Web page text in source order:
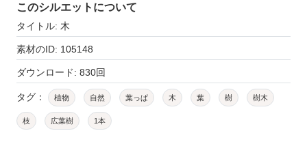
このシルエットについて
タイトル: 木
素材のID: 105148
ダウンロード: 830回
タグ： 植物 自然 葉っぱ 木 葉 樹 樹木
枝 広葉樹 1本